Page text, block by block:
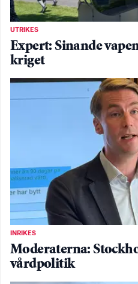
UTRIKES
Expert: Sinande
kriget
INRIKES
Moderaterna:
vårdpolitik